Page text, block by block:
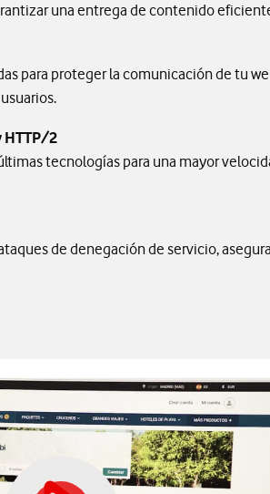
una entrega de contenido
para proteger la comunicación de tu
HTTP/2
tecnologías para una mayor
de denegación de servicio,